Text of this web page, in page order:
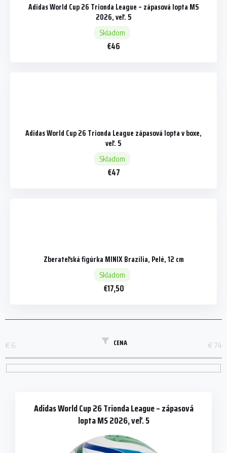
Adidas World Cup 26 Trionda League – zápasová lopta MS
2026, veľ. 5
Skladom
€46
Adidas World Cup 26 Trionda League zápasová lopta v boxe,
veľ. 5
Skladom
€47
Zberateľská figúrka MINIX Brazília, Pelé, 12 cm
Skladom
€17,50
CENA
€ 6 € 74
Adidas World Cup 26 Trionda League – zápasová
lopta MS 2026, veľ. 5